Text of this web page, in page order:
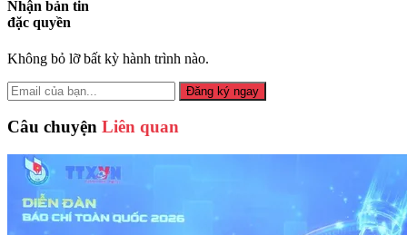
Nhận bản tin
đặc quyền
Không bỏ lỡ bất kỳ hành trình nào.
Đăng ký ngay
Câu chuyện Liên quan